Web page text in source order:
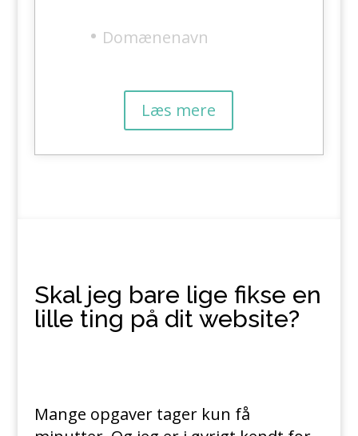
Domænenavn
Læs mere
Skal jeg bare lige fikse en
lille ting på dit website?
Mange opgaver tager kun få